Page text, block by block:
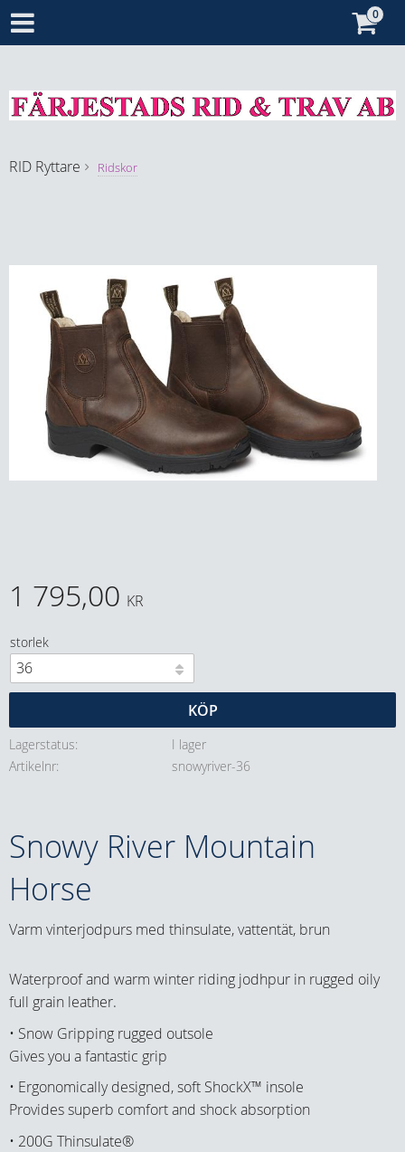
RID Ryttare Ridskor
1 795,00 KR
storlek
KÖP
Lagerstatus
I lager
Artikelnr
snowyriver-36
Snowy River Mountain
Horse
Varm vinterjodpurs med thinsulate, vattentät, brun
Waterproof and warm winter riding jodhpur in rugged oily
full grain leather.
• Snow Gripping rugged outsole
Gives you a fantastic grip
• Ergonomically designed, soft ShockX™ insole
Provides superb comfort and shock absorption
• 200G Thinsulate®